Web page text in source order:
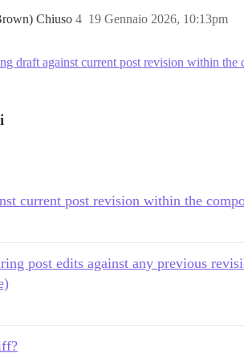
Chiuso 19 Gennaio 2026, 10:13pm
4
draft against current post revision within the
current post revision within the
post edits against any previous